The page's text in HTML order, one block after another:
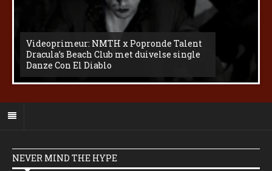
Videoprimeur: NMTH x Popronde Talent
Dracula’s Beach Club met duivelse single
Danze Con El Diablo
NEVER MIND THE HYPE